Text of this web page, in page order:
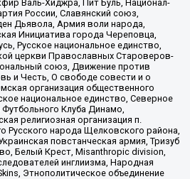
Валь-Хиджра, Пит Буль, Национал-
России, Славянский союз,
Дьявола, Армия воли народа,
Инициатива города Череповца,
Русское национальное единство,
церкви Православных Староверов-
союз, Движение против
и Честь, О свободе совести и о
организация общественного
национальное единство, Северное
Клуба Динамо,
религиозная организация п.
Русского народа Щелковского района,
повстанческая армия, Тризуб
Белый Крест, Misanthropic division,
инглиизма, Народная
Этнополитическое объединение